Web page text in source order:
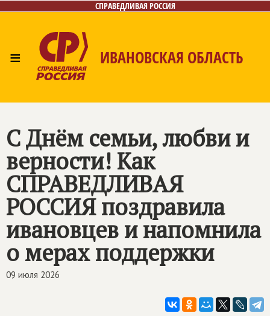
СПРАВЕДЛИВАЯ РОССИЯ
≡ ИВАНОВСКАЯ ОБЛАСТЬ
С Днём семьи, любви и
верности! Как
СПРАВЕДЛИВАЯ
РОССИЯпоздравила
ивановцев и напомнила
о мерах поддержки
09 июля 2026